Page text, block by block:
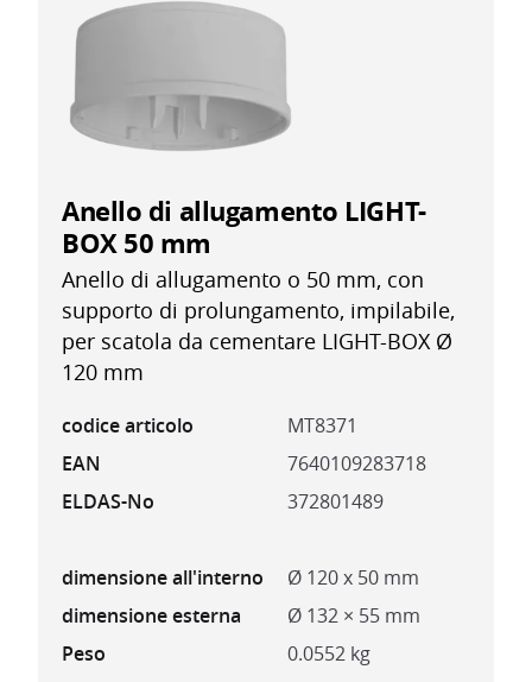
Anello di allugamento LIGHT-
BOX 50 mm
Anello di allugamento o 50 mm, con
supporto di prolungamento, impilabile,
per scatola da cementare LIGHT-BOX Ø
120 mm
codice articolo
MT8371
EAN
7640109283718
ELDAS-No
372801489
dimensione all'interno
Ø 120 x 50 mm
dimensione esterna
Ø 132 × 55 mm
Peso
0.0552 kg